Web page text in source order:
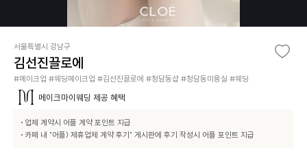
서울특별시 강남구
김선진끌로에
#메이크업 #웨딩메이크업 #김선진끌로에 #청담동샵 #청담동미용실 #웨딩
메이크마이웨딩 제공 혜택
• 업체 계약시 어플 계약 포인트 지급
• 카페 내 "어플) 제휴업체 계약 후기" 게시판에 후기 작성시 어플 포인트 지급